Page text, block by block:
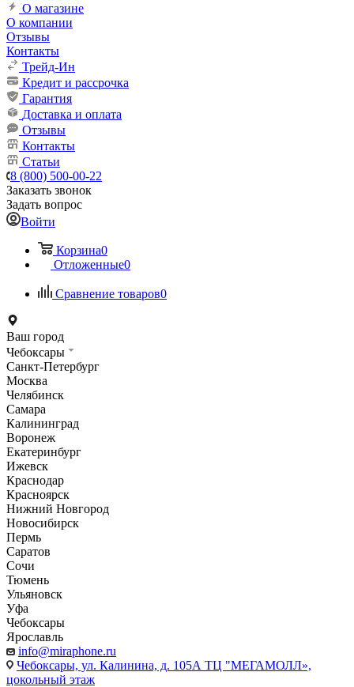
О магазине
О компании
Отзывы
Контакты
Трейд-Ин
Кредит и рассрочка
Гарантия
Доставка и оплата
Отзывы
Контакты
Статьи
8 (800) 500-00-22
Заказать звонок
Задать вопрос
Войти
Корзина0
Отложенные0
Сравнение товаров0
Ваш город
Чебоксары
Санкт-Петербург
Москва
Челябинск
Самара
Калининград
Воронеж
Екатеринбург
Ижевск
Краснодар
Красноярск
Нижний Новгород
Новосибирск
Пермь
Саратов
Сочи
Тюмень
Ульяновск
Уфа
Чебоксары
Ярославль
info@miraphone.ru
Чебоксары, ул. Калинина, д. 105А ТЦ "МЕГАМОЛЛ»,
цокольный этаж